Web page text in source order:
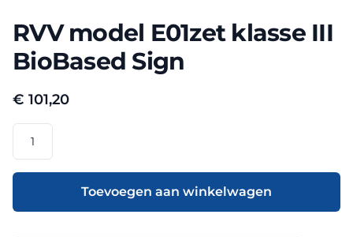
RVV model E01zet klasse III
BioBased Sign
€ 101,20
E01zet
III
Toevoegen aan winkelwagen